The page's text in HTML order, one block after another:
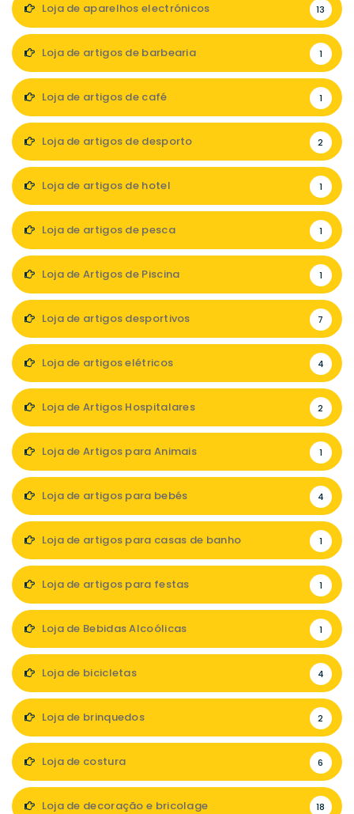
Loja de aparelhos electrónicos 13
Loja de artigos de barbearia 1
Loja de artigos de café 1
Loja de artigos de desporto 2
Loja de artigos de hotel 1
Loja de artigos de pesca 1
Loja de Artigos de Piscina 1
Loja de artigos desportivos 7
Loja de artigos elétricos 4
Loja de Artigos Hospitalares 2
Loja de Artigos para Animais 1
Loja de artigos para bebés 4
Loja de artigos para casas de banho 1
Loja de artigos para festas 1
Loja de Bebidas Alcoólicas 1
Loja de bicicletas 4
Loja de brinquedos 2
Loja de costura 6
Loja de decoração e bricolage 18